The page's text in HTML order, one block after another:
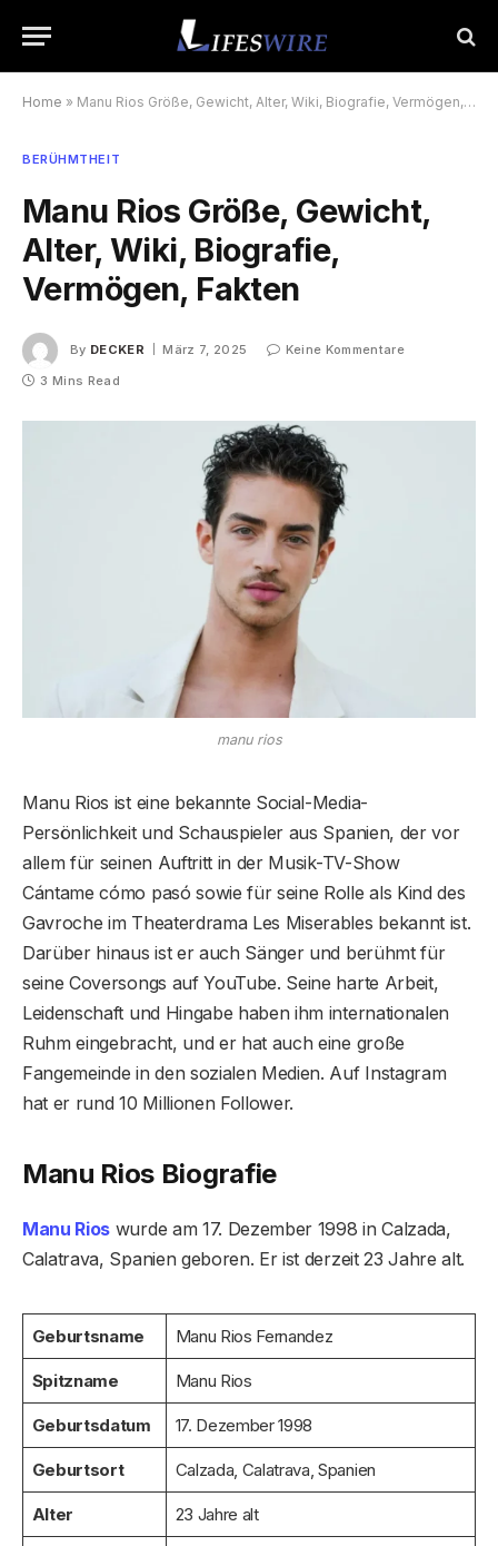
Home » Manu Rios Größe, Gewicht, Alter, Wiki, Biografie, Vermögen, Fakten
BERÜHMTHEIT
Manu Rios Größe, Gewicht,
Alter, Wiki, Biografie,
Vermögen, Fakten
By DECKER März 7, 2025
Keine Kommentare
3 Mins Read
manu rios
Manu Rios ist eine bekannte Social-Media-
Persönlichkeit und Schauspieler aus Spanien, der vor
allem für seinen Auftritt in der Musik-TV-Show
Cántame cómo pasó sowie für seine Rolle als Kind des
Gavroche im Theaterdrama Les Miserables bekannt ist.
Darüber hinaus ist er auch Sänger und berühmt für
seine Coversongs auf YouTube. Seine harte Arbeit,
Leidenschaft und Hingabe haben ihm internationalen
Ruhm eingebracht, und er hat auch eine große
Fangemeinde in den sozialen Medien. Auf Instagram
hat er rund 10 Millionen Follower.
Manu Rios Biografie
Manu Rios wurde am 17. Dezember 1998 in Calzada,
Calatrava, Spanien geboren. Er ist derzeit 23 Jahre alt.
Geburtsname Manu Rios Fernandez
Spitzname Manu Rios
Geburtsdatum 17. Dezember 1998
Geburtsort Calzada, Calatrava, Spanien
Alter 23 Jahre alt